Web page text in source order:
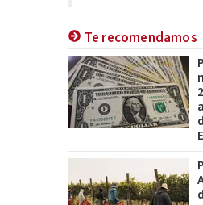
Te recomendamos